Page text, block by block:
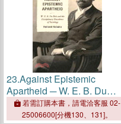
23.Against Epistemic
Apartheid ─ W. E. B. Du
Bois and the Disciplinary
Decadence of Sociology
若需訂購本書，請電洽客服 02-
25006600[分機130、131]。